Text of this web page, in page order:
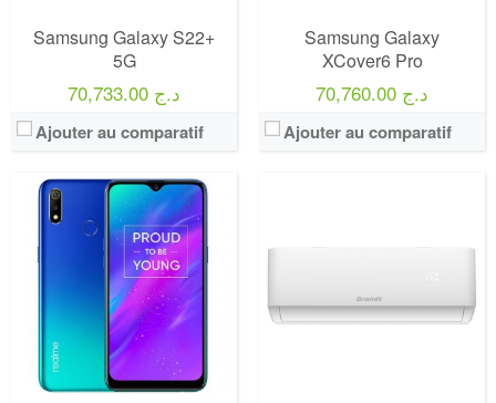
Samsung Galaxy S22+
5G
70,733.00 د.ج
Ajouter au comparatif
Samsung Galaxy
XCover6 Pro
70,760.00 د.ج
Ajouter au comparatif